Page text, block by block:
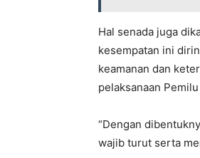
Hal senada juga
kesempatan ini
keamanan dan
pelaksanaan
“Dengan
wajib turut serta